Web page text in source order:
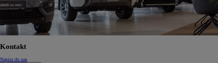
Kontakt
Napisz do nas